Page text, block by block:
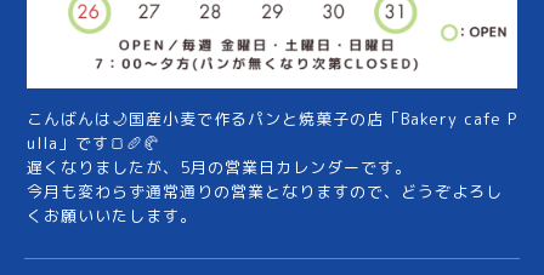
こんばんは🌙国産小麦で作るパンと焼菓子の店「Bakery cafe P
ulla」です🍞🥖🥐
遅くなりましたが、5月の営業日カレンダーです。
今月も変わらず通常通りの営業となりますので、どうぞよろし
くお願いいたします。